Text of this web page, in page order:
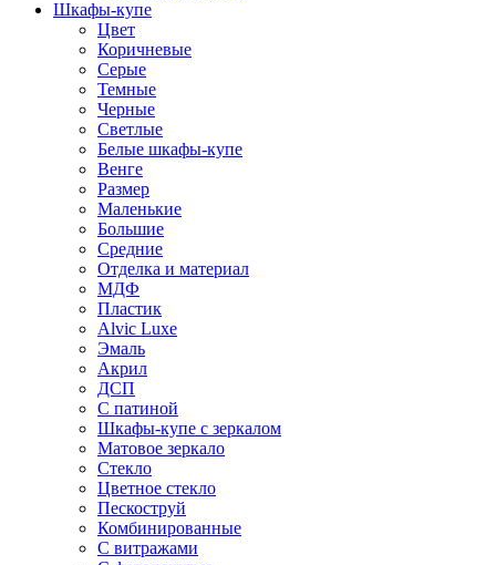
Шкафы-купе
Цвет
Коричневые
Серые
Темные
Черные
Светлые
Белые шкафы-купе
Венге
Размер
Маленькие
Большие
Средние
Отделка и материал
МДФ
Пластик
Alvic Luxe
Эмаль
Акрил
ДСП
С патиной
Шкафы-купе с зеркалом
Матовое зеркало
Стекло
Цветное стекло
Пескоструй
Комбинированные
С витражами